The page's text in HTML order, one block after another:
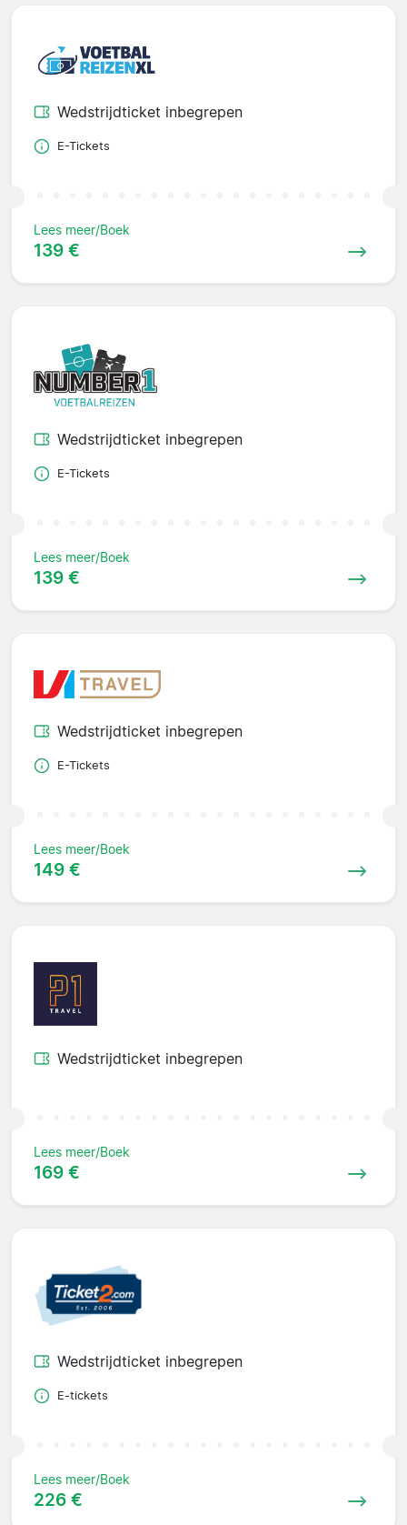
Wedstrijdticket inbegrepen
E-Tickets
Lees meer/Boek
139 €
Wedstrijdticket inbegrepen
E-Tickets
Lees meer/Boek
139 €
Wedstrijdticket inbegrepen
E-Tickets
Lees meer/Boek
149 €
Wedstrijdticket inbegrepen
Lees meer/Boek
169 €
Wedstrijdticket inbegrepen
E-tickets
Lees meer/Boek
226 €